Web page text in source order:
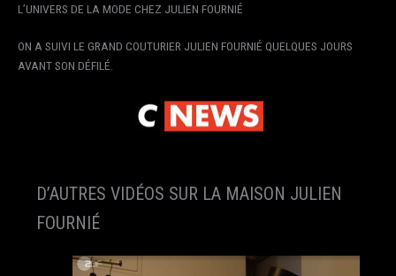
L’UNIVERS DE LA MODE CHEZ JULIEN FOURNIÉ
ON A SUIVI LE GRAND COUTURIER JULIEN FOURNIÉ QUELQUES JOURS
AVANT SON DÉFILÉ.
D’AUTRES VIDÉOS SUR LA MAISON JULIEN
FOURNIÉ